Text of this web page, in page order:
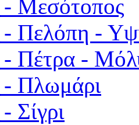
Μεσότοπος
- Πελόπη -
Πέτρα -
Πλωμάρι
Σίγρι